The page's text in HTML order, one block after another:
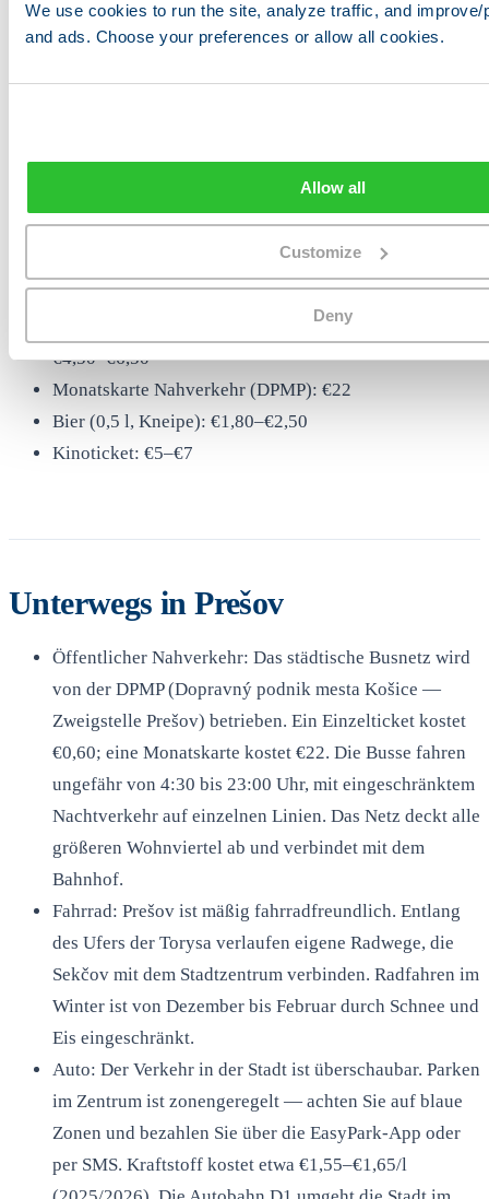
We use cookies to run the site, analyze traffic, and improve/
and ads. Choose your preferences or allow all cookies.
Allow all
Customize
Deny
€200–€280
Gesamt
€847–€1.147
Kaffee (Kantine): €1,50–€2,20
Mittagsmenü (denné menu, werktägliches Tagesmenü):
€4,50–€6,50
Monatskarte Nahverkehr (DPMP): €22
Bier (0,5 l, Kneipe): €1,80–€2,50
Kinoticket: €5–€7
Unterwegs in Prešov
Öffentlicher Nahverkehr: Das städtische Busnetz wird
von der DPMP (Dopravný podnik mesta Košice —
Zweigstelle Prešov) betrieben. Ein Einzelticket kostet
€0,60; eine Monatskarte kostet €22. Die Busse fahren
ungefähr von 4:30 bis 23:00 Uhr, mit eingeschränktem
Nachtverkehr auf einzelnen Linien. Das Netz deckt alle
größeren Wohnviertel ab und verbindet mit dem
Bahnhof.
Fahrrad: Prešov ist mäßig fahrradfreundlich. Entlang
des Ufers der Torysa verlaufen eigene Radwege, die
Sekčov mit dem Stadtzentrum verbinden. Radfahren im
Winter ist von Dezember bis Februar durch Schnee und
Eis eingeschränkt.
Auto: Der Verkehr in der Stadt ist überschaubar. Parken
im Zentrum ist zonengeregelt — achten Sie auf blaue
Zonen und bezahlen Sie über die EasyPark-App oder
per SMS. Kraftstoff kostet etwa €1,55–€1,65/l